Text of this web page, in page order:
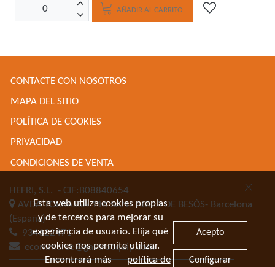
AÑADIR AL CARRITO
CONTACTE CON NOSOTROS
MAPA DEL SITIO
POLÍTICA DE COOKIES
PRIVACIDAD
CONDICIONES DE VENTA
HEFRI, S.L. - CIF:B08840654
AVDA TORRASSA 116SANT ADRIA DE BESÒS- Barcelona
(España)
934622471
ecommerce@gastroequip.com
Esta web utiliza cookies propias
y de terceros para mejorar su
experiencia de usuario. Elija qué
cookies nos permite utilizar.
Encontrará más
política de
Acepto
Configurar